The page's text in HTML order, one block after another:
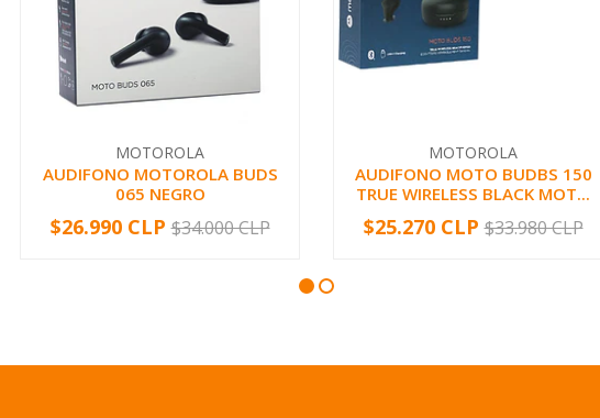
MOTOROLA
AUDIFONO MOTOROLA BUDS
065 NEGRO
+
-$26.990 CLP $34.000 CLP
MOTOROLA
AUDIFONO MOTO BUDBS 150
TRUE WIRELESS BLACK MOT...
+
-$25.270 CLP $33.980 CLP